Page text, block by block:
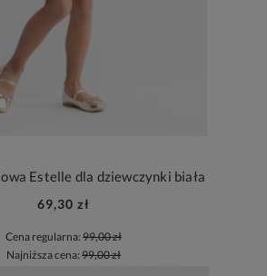
Estelle dla dziewczynki biała
69,30 zł
Cena regularna: 99,00 zł
Najniższa cena: 99,00 zł